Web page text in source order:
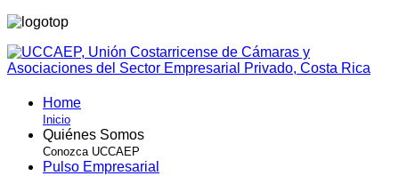
Home
Inicio
Quiénes Somos
Conozca UCCAEP
Pulso Empresarial